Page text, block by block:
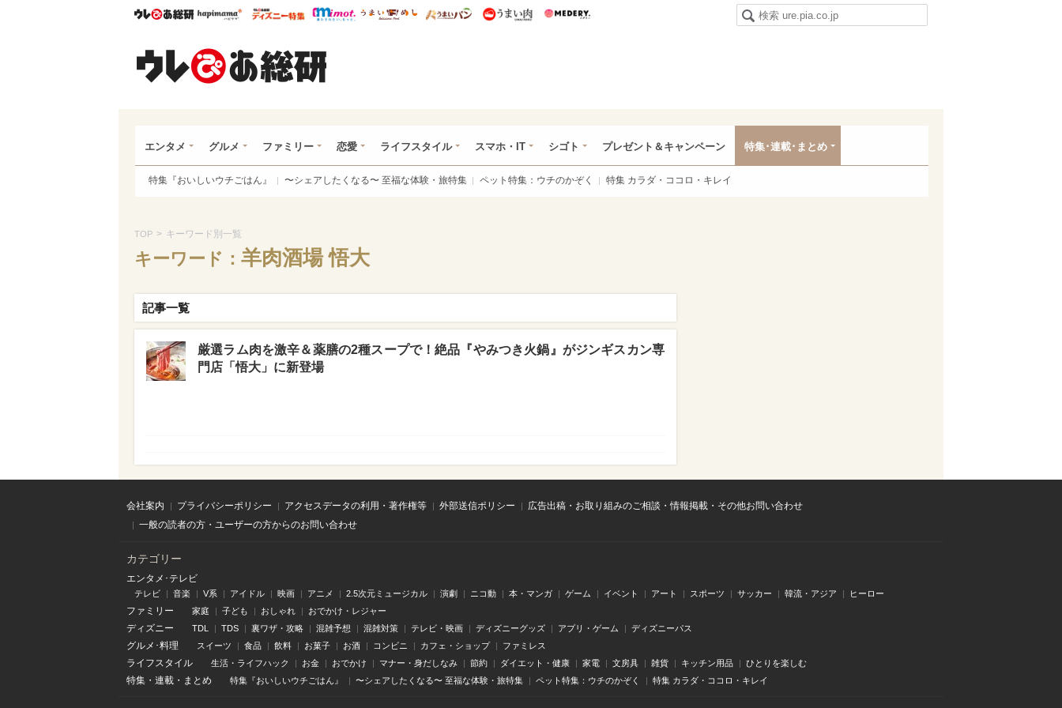
ウレぴあ総研ハピママ* ウレぴあ総研 ディズニー特集
mimot. うまいめし うまいパン うまい肉
エンタメ グルメ ファミリー 恋愛 ライフスタイル スマホ・IT シゴト プレゼント＆キャンペーン 特集･連載･まとめ
特集『おいしいウチごはん』 〜シェアしたくなる〜 至福な体験・旅特集 ペット特集：ウチのかぞく 特集 カラダ・ココロ・キレイ
TOP > キーワード別一覧
キーワード： 羊肉酒場 悟大
記事一覧
厳選ラム肉を激辛＆薬膳の2種スープで！絶品『やみつき火鍋』がジンギスカン専
門店「悟大」に新登場
会社案内 プライバシーポリシー アクセスデータの利用・著作権等 外部送信ポリシー
広告出稿・お取り組みのご相談・情報掲載・その他お問い合わせ
一般の読者の方・ユーザーの方からのお問い合わせ
カテゴリー
エンタメ･テレビ
テレビ 音楽 V系 アイドル 映画 アニメ 2.5次元ミュージカル 演劇 ニコ動 本・マンガ ゲーム イベント アート スポーツ サッカー 韓流・アジア ヒーロー
ファミリー 家庭 子ども おしゃれ おでかけ・レジャー
ディズニー TDL TDS 裏ワザ・攻略 混雑予想 混雑対策 テレビ・映画 ディズニーグッズ アプリ・ゲーム ディズニーパス
グルメ･料理 スイーツ 食品 飲料 お菓子 お酒 コンビニ カフェ・ショップ ファミレス
ライフスタイル 生活・ライフハック お金 おでかけ マナー・身だしなみ 節約 ダイエット・健康 家電 文房具 雑貨 キッチン用品 ひとりを楽しむ
特集 ・ 連載 ・ まとめ 特集『おいしいウチごはん』 〜シェアしたくなる〜 至福な体験・旅特集 ペット特集：ウチのかぞく 特集 カラダ・ココロ・キレイ